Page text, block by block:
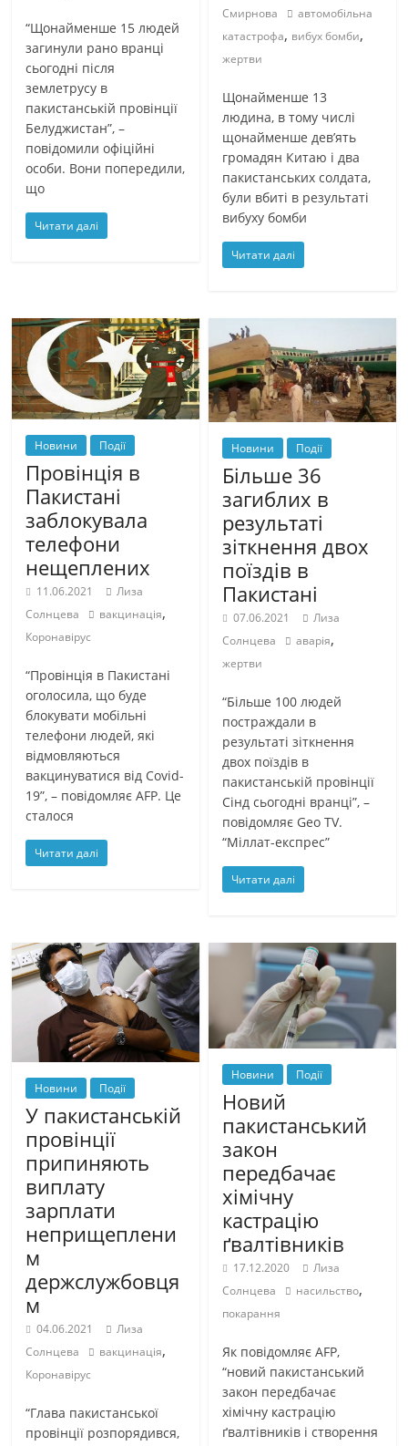
“Щонайменше 15 людей
загинули рано вранці
сьогодні після
землетрусу в
пакистанській провінції
Белуджистан”, –
повідомили офіційні
особи. Вони попередили,
що
Читати далі
Смирнова
автомобільна
катастрофа, вибух бомби,
жертви
Щонайменше 13
людина, в тому числі
щонайменше дев’ять
громадян Китаю і два
пакистанських солдата,
були вбиті в результаті
вибуху бомби
Читати далі
Новини Події
Провінція в
Пакистані
заблокувала
телефони
нещеплених
11.06.2021
Лиза
Солнцева
вакцинація,
Коронавірус
“Провінція в Пакистані
оголосила, що буде
блокувати мобільні
телефони людей, які
відмовляються
вакцинуватися від Covid-
19”, – повідомляє AFP. Це
сталося
Читати далі
Новини Події
Більше 36
загиблих в
результаті
зіткнення двох
поїздів в
Пакистані
07.06.2021
Лиза
Солнцева
аварія,
жертви
“Більше 100 людей
постраждали в
результаті зіткнення
двох поїздів в
пакистанській провінції
Сінд сьогодні вранці”, –
повідомляє Geo TV.
“Міллат-експрес”
Читати далі
Новини Події
У пакистанській
провінції
припиняють
виплату
зарплати
неприщеплени
м
держслужбовця
м
04.06.2021
Лиза
Солнцева
вакцинація,
Коронавірус
“Глава пакистанської
провінції розпорядився,
Новини Події
Новий
пакистанський
закон
передбачає
хімічну
кастрацію
ґвалтівників
17.12.2020
Лиза
Солнцева
насильство,
покарання
Як повідомляє AFP,
“новий пакистанський
закон передбачає
хімічну кастрацію
ґвалтівників і створення